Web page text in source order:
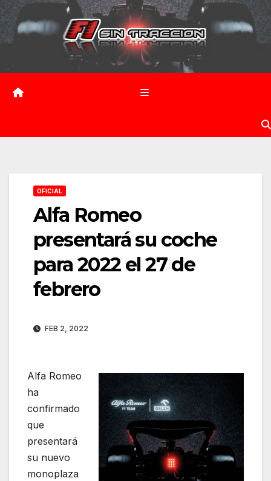
Saltar
contenido
OFICIAL
Alfa Romeo
presentará su coche
para 2022 el 27 de
febrero
FEB 2, 2022
Alfa Romeo
ha
confirmado
que
presentará
su nuevo
monoplaza